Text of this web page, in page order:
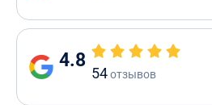
4.8
54отзывов